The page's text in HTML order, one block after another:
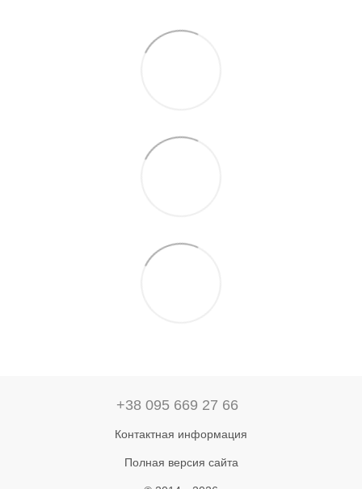
+38 095 669 27 66
Контактная информация
Полная версия сайта